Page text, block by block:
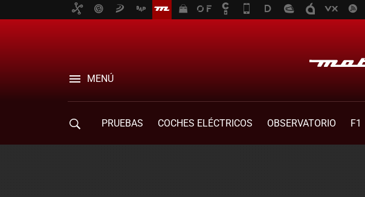
MENÚ
PRUEBAS COCHES ELÉCTRICOS OBSERVATORIO F1